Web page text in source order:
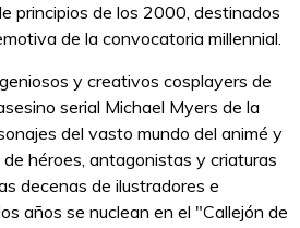
principios de los 2000, destinados
de la convocatoria millennial.
y creativos cosplayers de
serial Michael Myers de la
del vasto mundo del animé y
héroes, antagonistas y criaturas
decenas de ilustradores e
años se nuclean en el "Callejón de